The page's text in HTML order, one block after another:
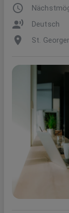
Deutsch
St.